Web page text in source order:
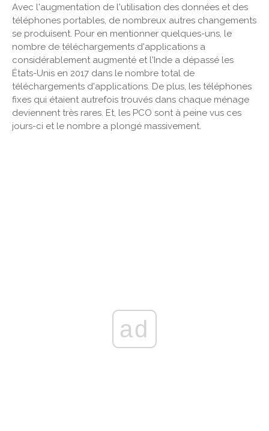
Avec l'augmentation de l'utilisation des données et des
téléphones portables, de nombreux autres changements
se produisent. Pour en mentionner quelques-uns, le
nombre de téléchargements d'applications a
considérablement augmenté et l'Inde a dépassé les
États-Unis en 2017 dans le nombre total de
téléchargements d'applications. De plus, les téléphones
fixes qui étaient autrefois trouvés dans chaque ménage
deviennent très rares. Et, les PCO sont à peine vus ces
jours-ci et le nombre a plongé massivement.
ad